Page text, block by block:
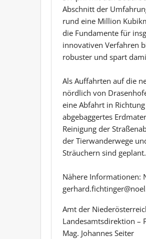
Abschnitt der
rund eine Million
die Fundamente für
innovativen Verfahren
robuster und spart
Als Auffahrten auf die
nördlich von
eine Abfahrt in
abgebaggertes
Reinigung der
der Tierwanderwege
Sträuchern sind geplant.
Nähere Informationen:
Amt der
Landesamtsdirektion –
Mag. Johannes Seiter